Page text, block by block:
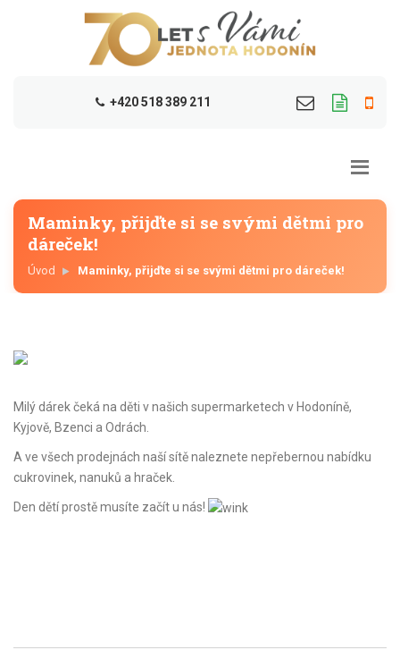
+420 518 389 211
Maminky, přijďte si se svými dětmi pro
dáreček!
Úvod Maminky, přijďte si se svými dětmi pro dáreček!
Milý dárek čeká na děti v našich supermarketech v Hodoníně,
Kyjově, Bzenci a Odrách.
A ve všech prodejnách naší sítě naleznete nepřebernou nabídku
cukrovinek, nanuků a hraček.
Den dětí prostě musíte začít u nás!